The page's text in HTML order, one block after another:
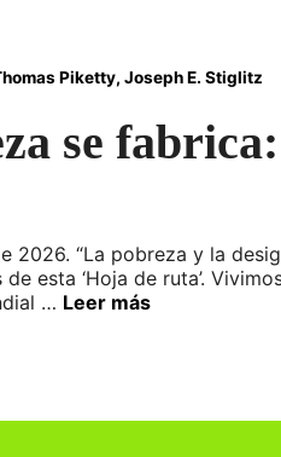
se
2026. “La pobreza y la
esta ‘Hoja de ruta’.
… Leer más
Piketty, Joseph E. Stiglitz